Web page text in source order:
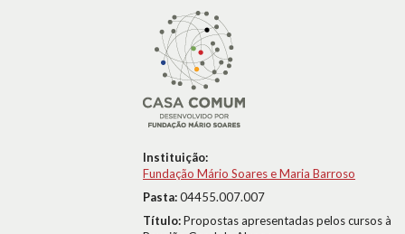
Instituição:
Fundação Mário Soares e Maria Barroso
Pasta:04455.007.007
Título:Propostas apresentadas pelos cursos à